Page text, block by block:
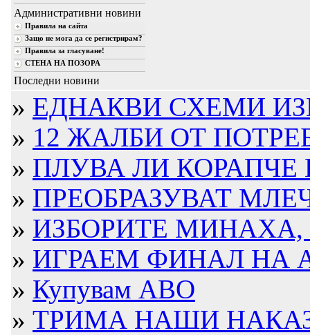
Административни новини
Правила на сайта
Защо не мога да се регистрирам?
Правила за гласуване!
СТЕНА НА ПОЗОРА
Последни новини
» ЕДНАКВИ СХЕМИ
» 12 ЖАЛБИ ОТ
» ПЛУВА ЛИ КОРАПЧЕ
» ПРЕОБРАЗУВАТ
» ИЗБОРИТЕ
» ИГРАЕМ ФИНАЛ НА
» Купувам АВО
» ТРИМА НАШИ